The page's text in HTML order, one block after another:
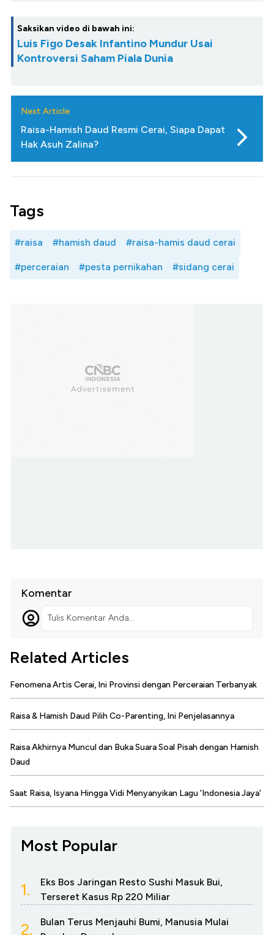
Saksikan video di bawah ini:
Luis Figo Desak Infantino Mundur Usai
Kontroversi Saham Piala Dunia
Next Article
Raisa-Hamish Daud Resmi Cerai, Siapa Dapat
Hak Asuh Zalina?
Tags
#raisa #hamish daud #raisa-hamis daud cerai
#perceraian #pesta pernikahan #sidang cerai
Komentar
Tulis Komentar Anda...
Related Articles
Fenomena Artis Cerai, Ini Provinsi dengan Perceraian Terbanyak
Raisa & Hamish Daud Pilih Co-Parenting, Ini Penjelasannya
Raisa Akhirnya Muncul dan Buka Suara Soal Pisah dengan Hamish
Daud
Saat Raisa, Isyana Hingga Vidi Menyanyikan Lagu 'Indonesia Jaya'
Most Popular
1.
Eks Bos Jaringan Resto Sushi Masuk Bui,
Terseret Kasus Rp 220 Miliar
2.
Bulan Terus Menjauhi Bumi, Manusia Mulai